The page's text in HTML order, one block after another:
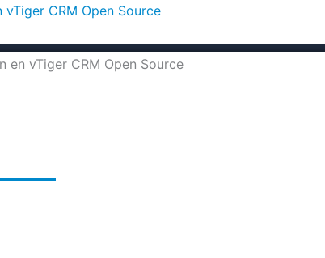
CRM Open Source